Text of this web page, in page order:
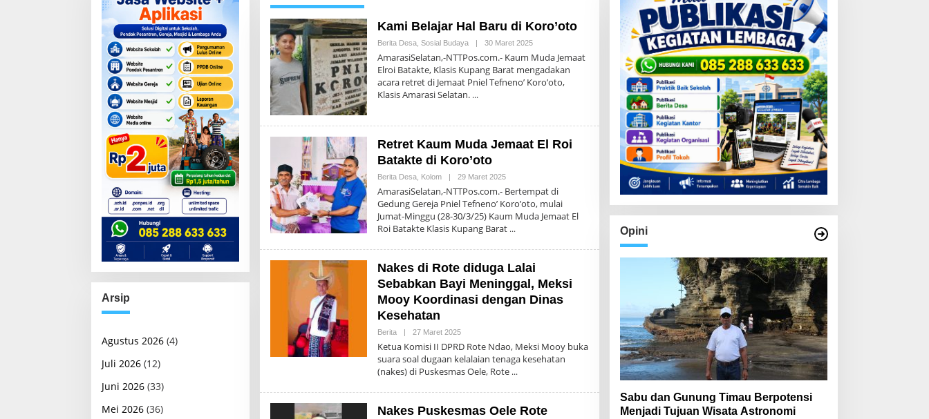
Arsip
Agustus 2026 (4)
Juli 2026 (12)
Juni 2026 (33)
Mei 2026 (36)
Kami Belajar Hal Baru di Koro’oto
Berita Desa, Sosial Budaya 30 Maret 2025O
E
H
H
M
U
AmarasiSelatan,-NTTPos.com.- Kaum Muda Jemaat
Elroi Batakte, Klasis Kupang Barat mengadakan
acara retret di Jemaat Pniel Tefneno’ Koro’oto,
Klasis Amarasi Selatan.
Retret Kaum Muda Jemaat El Roi
Batakte di Koro’oto
Berita Desa, Kolom 29 Maret 2025O
E
H
H
E
M
U
S
B
AmarasiSelatan,-NTTPos.com.- Bertempat di
Gedung Gereja Pniel Tefneno’ Koro’oto, mulai
Jumat-Minggu (28-30/3/25) Kaum Muda Jemaat El
Roi Batakte Klasis Kupang Barat
Nakes di Rote diduga Lalai
Sebabkan Bayi Meninggal, Meksi
Mooy Koordinasi dengan Dinas
Kesehatan
Berita 27 Maret 2025O
E
H
N
O
Ketua Komisi II DPRD Rote Ndao, Meksi Mooy buka
suara soal dugaan kelalaian tenaga kesehatan
(nakes) di Puskesmas Oele, Rote
Nakes Puskesmas Oele Rote
Opini
Sabu dan Gunung Timau Berpotensi
Menjadi Tujuan Wisata Astronomi